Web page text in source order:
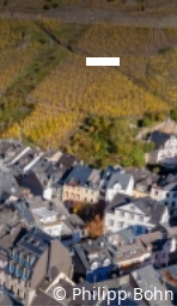
© Philipp Bohn